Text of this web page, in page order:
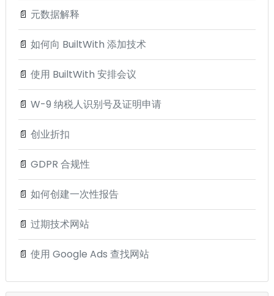
📄 元数据解释
📄 如何向 BuiltWith 添加技术
📄 使用 BuiltWith 安排会议
📄 W-9 纳税人识别号及证明申请
📄 创业折扣
📄 GDPR 合规性
📄 如何创建一次性报告
📄 过期技术网站
📄 使用 Google Ads 查找网站